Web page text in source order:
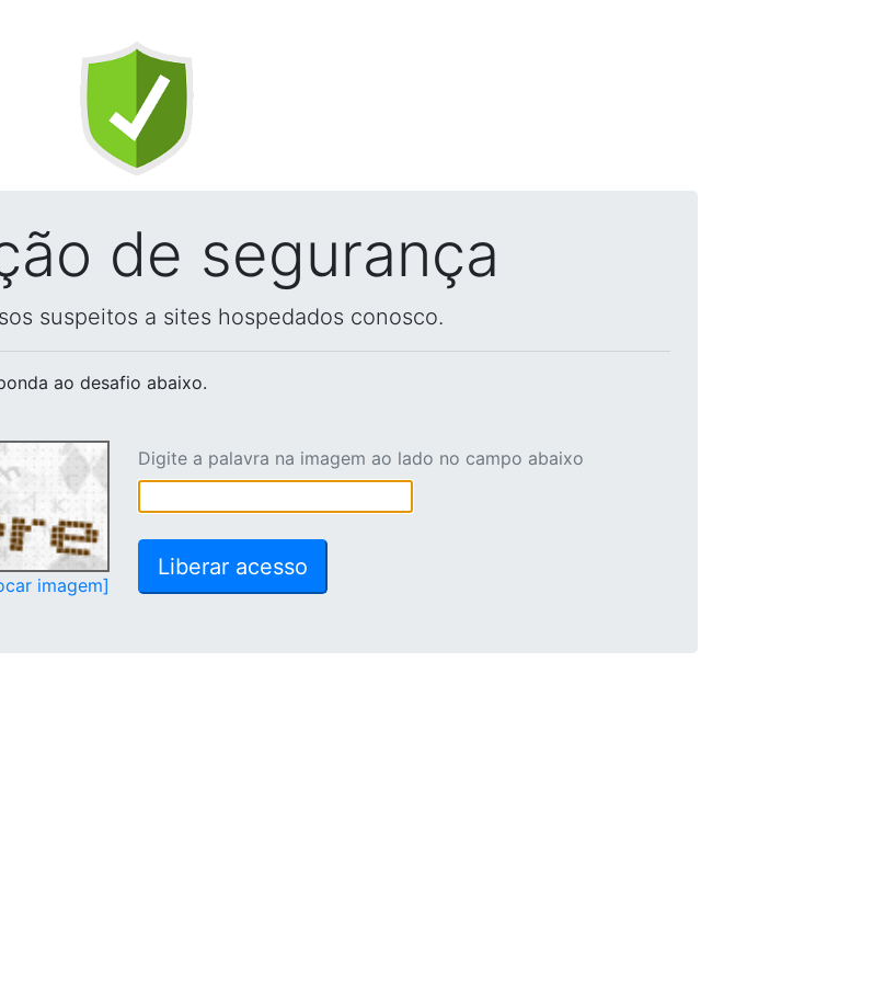
de segurança
suspeitos a sites hospedados conosco.
ao desafio abaixo.
imagem]
Digite a palavra na imagem ao lado no campo abaixo